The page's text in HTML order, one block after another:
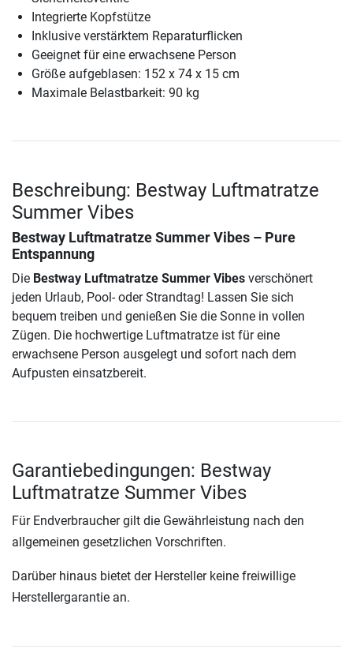
Integrierte Kopfstütze
Inklusive verstärktem Reparaturflicken
Geeignet für eine erwachsene Person
Größe aufgeblasen: 152 x 74 x 15 cm
Maximale Belastbarkeit: 90 kg
Beschreibung: Bestway Luftmatratze
Summer Vibes
Bestway Luftmatratze Summer Vibes – Pure
Entspannung
Die Bestway Luftmatratze Summer Vibes verschönert
jeden Urlaub, Pool- oder Strandtag! Lassen Sie sich
bequem treiben und genießen Sie die Sonne in vollen
Zügen. Die hochwertige Luftmatratze ist für eine
erwachsene Person ausgelegt und sofort nach dem
Aufpusten einsatzbereit.
Garantiebedingungen: Bestway
Luftmatratze Summer Vibes
Für Endverbraucher gilt die Gewährleistung nach den
allgemeinen gesetzlichen Vorschriften.
Darüber hinaus bietet der Hersteller keine freiwillige
Herstellergarantie an.